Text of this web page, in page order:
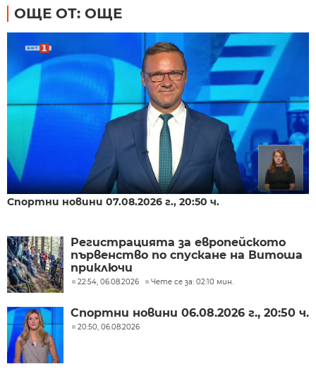
ОЩЕ ОТ: ОЩЕ
Спортни новини 07.08.2026 г., 20:50 ч.
Регистрацията за европейското
първенство по спускане на Витоша
приключи
22:54, 06.08.2026 Чете се за: 02:10 мин.
Спортни новини 06.08.2026 г., 20:50 ч.
20:50, 06.08.2026